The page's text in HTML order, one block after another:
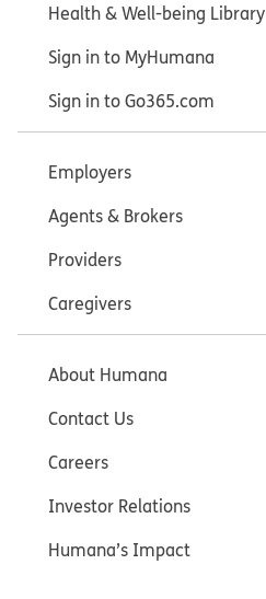
Health & Well-being Library
Sign in to MyHumana
Sign in to Go365.com
Employers
Agents & Brokers
Providers
Caregivers
About Humana
Contact Us
Careers
Investor Relations
Humana’s Impact